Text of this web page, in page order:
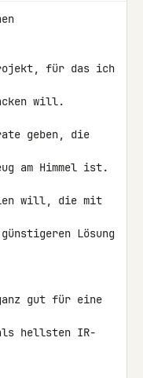
für das ich
will.
geben, die
am Himmel ist.
will, die mit
Lösung
gut für eine
als hellsten IR-